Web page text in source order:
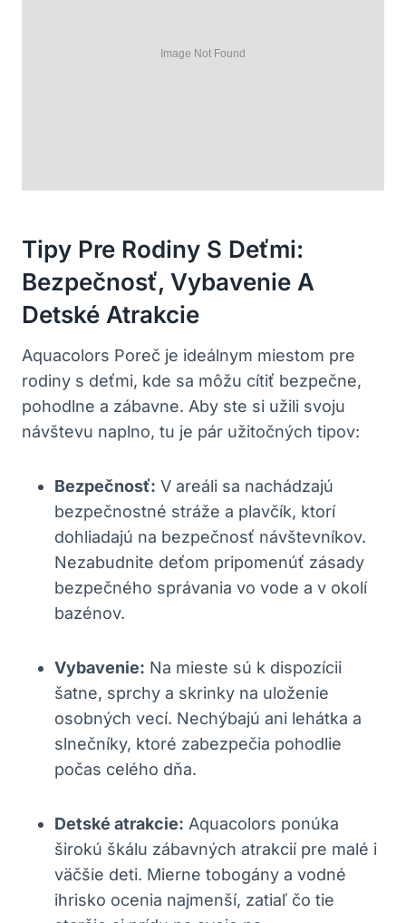
Tipy Pre Rodiny S Deťmi:
Bezpečnosť, Vybavenie A
Detské Atrakcie
Aquacolors Poreč je ideálnym miestom pre
rodiny s deťmi, kde sa môžu cítiť bezpečne,
pohodlne a zábavne. Aby ste si užili svoju
návštevu naplno, tu je pár užitočných tipov:
Bezpečnosť: V areáli sa nachádzajú
bezpečnostné stráže a plavčík, ktorí
dohliadajú na bezpečnosť návštevníkov.
Nezabudnite deťom pripomenúť zásady
bezpečného správania vo vode a v okolí
bazénov.
Vybavenie: Na mieste sú k dispozícii
šatne, sprchy a skrinky na uloženie
osobných vecí. Nechýbajú ani lehátka a
slnečníky, ktoré zabezpečia pohodlie
počas celého dňa.
Detské atrakcie: Aquacolors ponúka
širokú škálu zábavných atrakcií pre malé i
väčšie deti. Mierne tobogány a vodné
ihrisko ocenia najmenší, zatiaľ čo tie